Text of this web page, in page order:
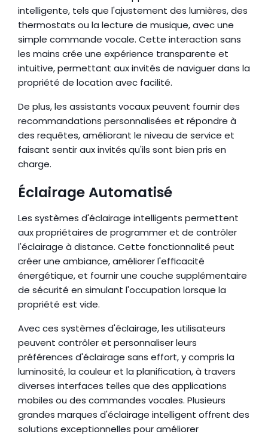
intelligente, tels que l'ajustement des lumières, des
thermostats ou la lecture de musique, avec une
simple commande vocale. Cette interaction sans
les mains crée une expérience transparente et
intuitive, permettant aux invités de naviguer dans la
propriété de location avec facilité.
De plus, les assistants vocaux peuvent fournir des
recommandations personnalisées et répondre à
des requêtes, améliorant le niveau de service et
faisant sentir aux invités qu'ils sont bien pris en
charge.
Éclairage Automatisé
Les systèmes d'éclairage intelligents permettent
aux propriétaires de programmer et de contrôler
l'éclairage à distance. Cette fonctionnalité peut
créer une ambiance, améliorer l'efficacité
énergétique, et fournir une couche supplémentaire
de sécurité en simulant l'occupation lorsque la
propriété est vide.
Avec ces systèmes d'éclairage, les utilisateurs
peuvent contrôler et personnaliser leurs
préférences d'éclairage sans effort, y compris la
luminosité, la couleur et la planification, à travers
diverses interfaces telles que des applications
mobiles ou des commandes vocales. Plusieurs
grandes marques d'éclairage intelligent offrent des
solutions exceptionnelles pour améliorer